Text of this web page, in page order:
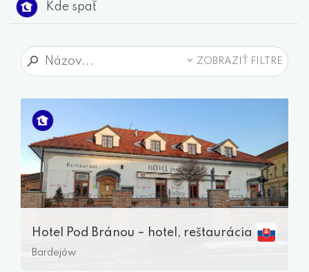
Kde spať
ZOBRAZIŤ FILTRE
Hotel Pod Bránou – hotel, reštaurácia
Bardejów